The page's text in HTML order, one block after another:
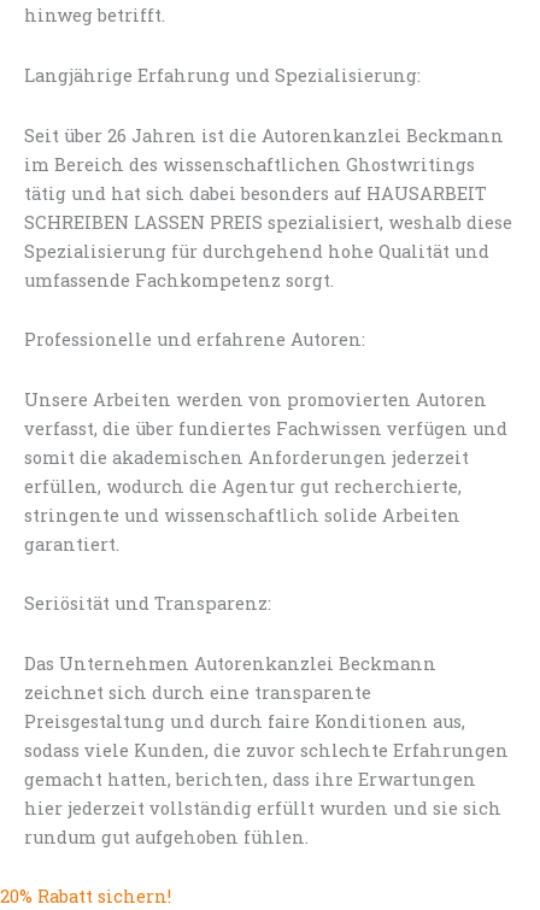
hinweg betrifft.
Langjährige Erfahrung und Spezialisierung:
Seit über 26 Jahren ist die Autorenkanzlei Beckmann
im Bereich des wissenschaftlichen Ghostwritings
tätig und hat sich dabei besonders auf HAUSARBEIT
SCHREIBEN LASSEN PREIS spezialisiert, weshalb diese
Spezialisierung für durchgehend hohe Qualität und
umfassende Fachkompetenz sorgt.
Professionelle und erfahrene Autoren:
Unsere Arbeiten werden von promovierten Autoren
verfasst, die über fundiertes Fachwissen verfügen und
somit die akademischen Anforderungen jederzeit
erfüllen, wodurch die Agentur gut recherchierte,
stringente und wissenschaftlich solide Arbeiten
garantiert.
Seriösität und Transparenz:
Das Unternehmen Autorenkanzlei Beckmann
zeichnet sich durch eine transparente
Preisgestaltung und durch faire Konditionen aus,
sodass viele Kunden, die zuvor schlechte Erfahrungen
gemacht hatten, berichten, dass ihre Erwartungen
hier jederzeit vollständig erfüllt wurden und sie sich
rundum gut aufgehoben fühlen.
20% Rabatt sichern!